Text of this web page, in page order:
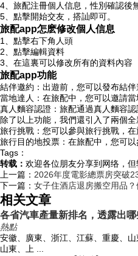
4、旅配注冊個人信息，性別確認後
5、點擊開始交友，搭訕即可。
旅配app怎麽修改個人信息
1、點擊右下角人頭
2、點擊編輯資料
3、在這裏可以修改所有的資料內容
旅配app功能
結伴邀約：出遊前，您可以發布結
當地達人：在旅配中，您可以邀請
真人麵容認證：旅配通過真人麵容
除了以上功能，我們還引入了兩個
旅行挑戰：您可以參與旅行挑戰，
旅行目的地投票：在旅配中，您可
Tags：
转载： 欢迎各位朋友分享到网络，但
上一篇： 2026年度電影總票房突破
下一篇： 女子住酒店退房搬空用品
相关文章
各省汽車產量新排名，透露出哪
熱點
安徽、廣東、浙江、江蘇、重慶、
山東、上 ...